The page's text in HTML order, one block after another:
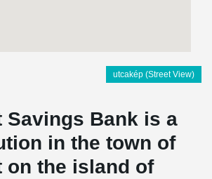
utcakép (Street View)
Savings Bank is a
in the town of
on the island of